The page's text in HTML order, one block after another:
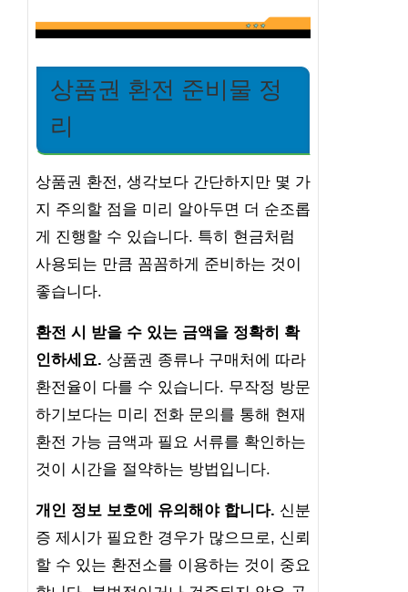
상품권 환전 준비물 정
리
상품권 환전, 생각보다 간단하지만 몇 가
지 주의할 점을 미리 알아두면 더 순조롭
게 진행할 수 있습니다. 특히 현금처럼
사용되는 만큼 꼼꼼하게 준비하는 것이
좋습니다.
환전 시 받을 수 있는 금액을 정확히 확
인하세요. 상품권 종류나 구매처에 따라
환전율이 다를 수 있습니다. 무작정 방문
하기보다는 미리 전화 문의를 통해 현재
환전 가능 금액과 필요 서류를 확인하는
것이 시간을 절약하는 방법입니다.
개인 정보 보호에 유의해야 합니다. 신분
증 제시가 필요한 경우가 많으므로, 신뢰
할 수 있는 환전소를 이용하는 것이 중요